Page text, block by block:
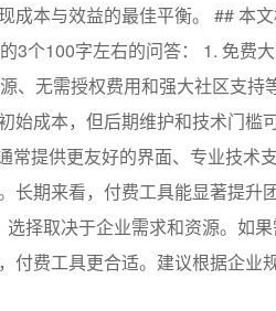
成本与效益的最佳平衡。 ## 本
3个100字左右的问答： 1. 免费
、无需授权费用和强大社区支持
始成本，但后期维护和技术门槛
常提供更友好的界面、专业技术
长期来看，付费工具能显著提升
择取决于企业需求和资源。如
付费工具更合适。建议根据企业